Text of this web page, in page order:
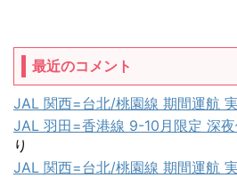
最近のコメント
JAL 関西=台北/桃園線 期間運航
JAL 羽田=香港線 9-10月限定 深
り
JAL 関西=台北/桃園線 期間運航